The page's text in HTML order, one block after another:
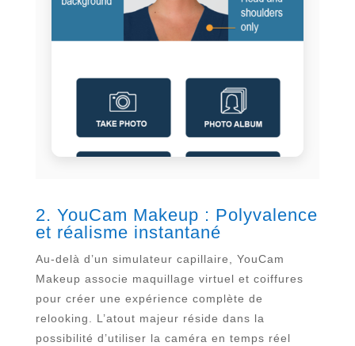
2. YouCam Makeup : Polyvalence
et réalisme instantané
Au-delà d’un simulateur capillaire, YouCam
Makeup associe maquillage virtuel et coiffures
pour créer une expérience complète de
relooking. L’atout majeur réside dans la
possibilité d’utiliser la caméra en temps réel